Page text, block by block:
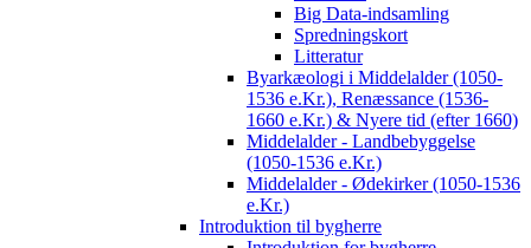
Big Data-indsamling
Spredningskort
Litteratur
Byarkæologi i Middelalder (1050-
1536 e.Kr.), Renæssance (1536-
1660 e.Kr.) & Nyere tid (efter 1660)
Middelalder - Landbebyggelse
(1050-1536 e.Kr.)
Middelalder - Ødekirker (1050-1536
e.Kr.)
Introduktion til bygherre